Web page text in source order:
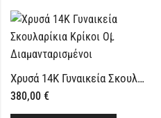
Χρυσά 14Κ Γυναικεία Σκουλαρίκια Κρίκοι Οβάλ Διαμανταρισμένοι
380,00 €